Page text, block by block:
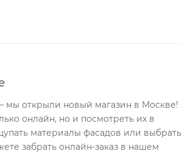
мы открыли новый магазин в Москве!
онлайн, но и посмотреть их в
материалы фасадов или выбрать
забрать онлайн-заказ в нашем